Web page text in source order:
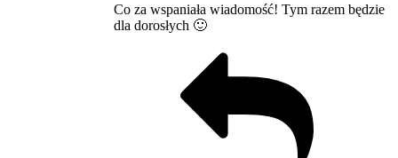
Co za wspaniała wiadomość! Tym razem będzie
dla dorosłych 🙂